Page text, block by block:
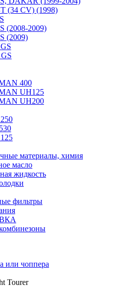
(34 CV) (1998)
(2008-2009)
(2009)
400
UH125
UH200
материалы, химия
масло
жидкость
фильтры
или чоппера
Tourer